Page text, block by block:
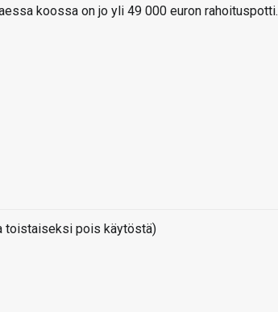
koossa on jo yli 49 000 euron rahoituspotti.
toistaiseksi pois käytöstä)